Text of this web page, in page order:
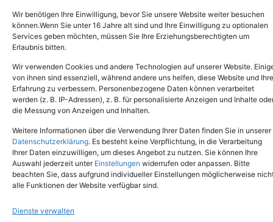
Wir benötigen Ihre Einwilligung, bevor Sie unsere Website weiter besuchen
können.Wenn Sie unter 16 Jahre alt sind und Ihre Einwilligung zu optionalen
Services geben möchten, müssen Sie Ihre Erziehungsberechtigten um
Erlaubnis bitten.
Wir verwenden Cookies und andere Technologien auf unserer Website.
von ihnen sind essenziell, während andere uns helfen, diese Website und Ihre
Erfahrung zu verbessern. Personenbezogene Daten können verarbeitet
werden (z. B. IP-Adressen), z. B. für personalisierte Anzeigen und Inhalte
die Messung von Anzeigen und Inhalten.
Weitere Informationen über die Verwendung Ihrer Daten finden Sie in unserer
Datenschutzerklärung. Es besteht keine Verpflichtung, in die Verarbeitung
Ihrer Daten einzuwilligen, um dieses Angebot zu nutzen. Sie können Ihre
Auswahl jederzeit unter Einstellungen widerrufen oder anpassen. Bitte
beachten Sie, dass aufgrund individueller Einstellungen möglicherweise
alle Funktionen der Website verfügbar sind.
Dienste verwalten
Copyright © 2024. Alle Rechte vorbehalten.
Tel.: (02651) - 77438info@tierheim-mayen.de
In der Pluns 1, 56727 Mayen